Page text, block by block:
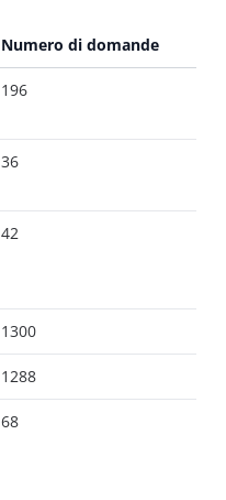
Numero di domande
196
36
42
1300
1288
68